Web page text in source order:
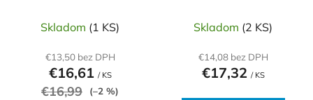
Skladom (1 KS)
€13,50 bez DPH
€16,61 / KS
€16,99 (–2 %)
Skladom (2 KS)
€14,08 bez DPH
€17,32 / KS